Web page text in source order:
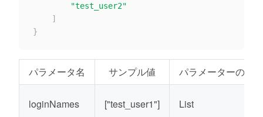
"test_user2"
]
}
パラメータ名 サンプル値 パラメーターの種類
loginNames ["test_user1"] List